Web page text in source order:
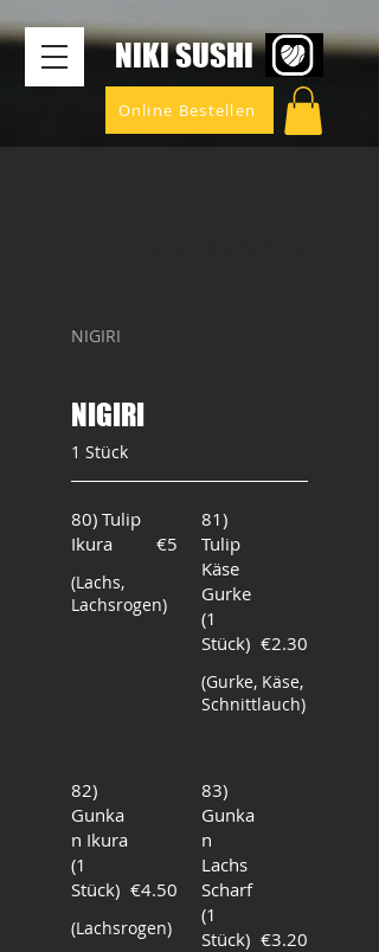
​NIKI SUSHI
Online Bestellen
NIGIRI
NIGIRI
1 Stück
80) Tulip
Ikura
(Lachs,
Lachsrogen)
€5
81)
Tulip
Käse
Gurke
(1
Stück)
(Gurke, Käse,
Schnittlauch)
€2.30
82)
Gunka
n Ikura
(1
Stück)
(Lachsrogen)
€4.50
83)
Gunka
n
Lachs
Scharf
(1
Stück) €3.20